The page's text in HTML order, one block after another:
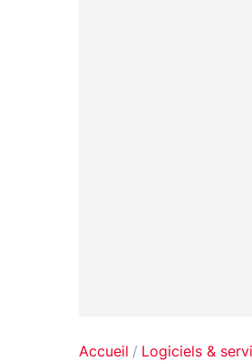
Accueil Logiciels &